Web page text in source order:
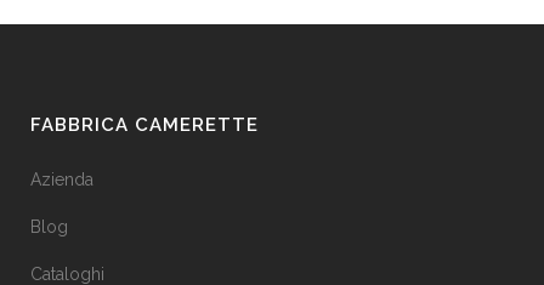
FABBRICA CAMERETTE
Azienda
Blog
Cataloghi